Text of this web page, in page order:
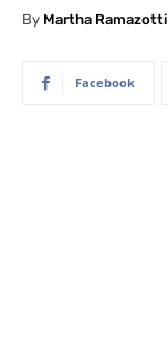
By Martha Ramazotti
Facebook